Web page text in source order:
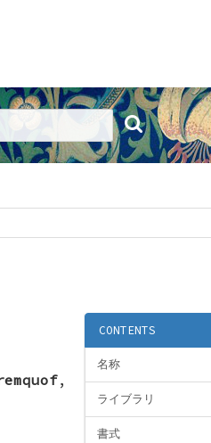
CONTENTS
名称
ライブラリ
書式
,